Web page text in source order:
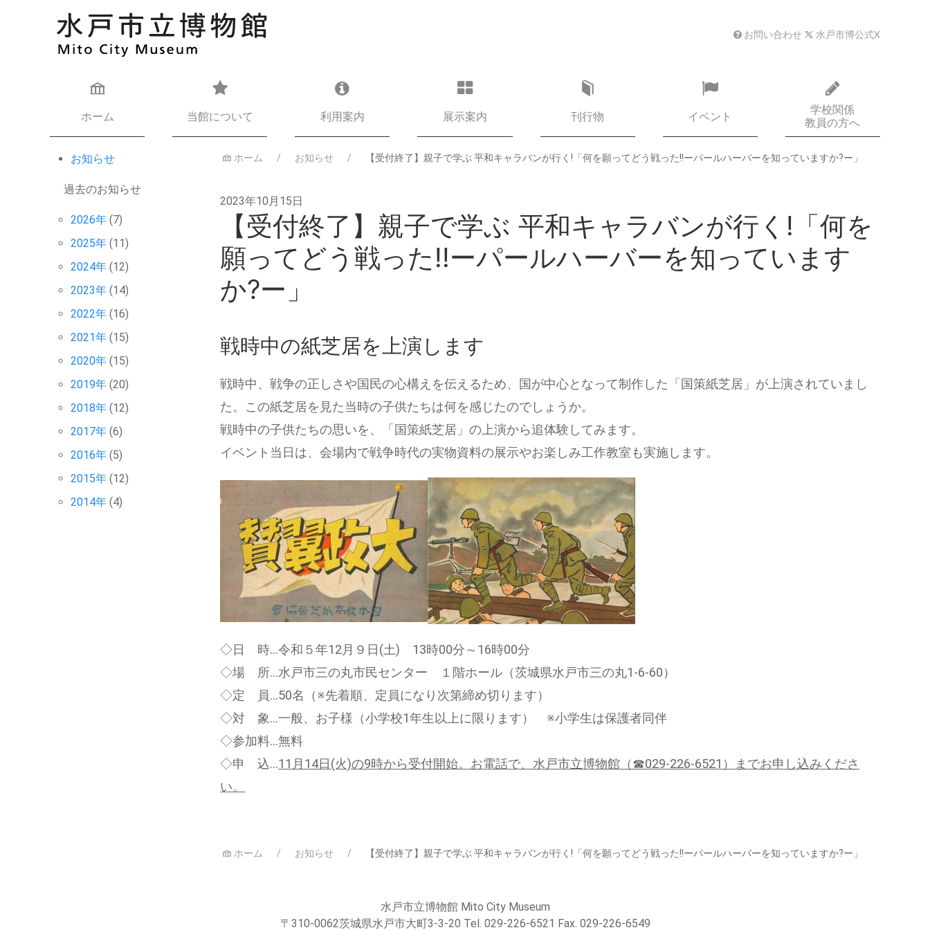
お問い合わせ 水戸市博公式X
ホーム 当館について 利用案内 展示案内 刊行物 イベント
学校関係
教員の方へ
ホーム お知らせ 【受付終了】親子で学ぶ 平和キャラバンが行く!「何を願ってどう戦った!!ーパールハーバーを知っていますか?ー」
2023年10月15日
【受付終了】親子で学ぶ 平和キャラバンが行く!「何を
願ってどう戦った!!ーパールハーバーを知っています
か?ー」
戦時中の紙芝居を上演します
戦時中、戦争の正しさや国民の心構えを伝えるため、国が中心となって制作した「国策紙芝居」が上演されていまし
た。この紙芝居を見た当時の子供たちは何を感じたのでしょうか。
戦時中の子供たちの思いを、「国策紙芝居」の上演から追体験してみます。
イベント当日は、会場内で戦争時代の実物資料の展示やお楽しみ工作教室も実施します。
◇日 時…令和５年12月９日(土) 13時00分～16時00分
◇場 所…水戸市三の丸市民センター １階ホール（茨城県水戸市三の丸1-6-60）
◇定 員…50名（※先着順、定員になり次第締め切ります）
◇対 象…一般、お子様（小学校1年生以上に限ります） ※小学生は保護者同伴
◇参加料…無料
◇申 込…11月14日(火)の9時から受付開始。お電話で、水戸市立博物館（☎029-226-6521）までお申し込みくださ
い。
ホーム お知らせ 【受付終了】親子で学ぶ 平和キャラバンが行く!「何を願ってどう戦った!!ーパールハーバーを知っていますか?ー」
お知らせ
過去のお知らせ
2026年 (7)
2025年 (11)
2024年 (12)
2023年 (14)
2022年 (16)
2021年 (15)
2020年 (15)
2019年 (20)
2018年 (12)
2017年 (6)
2016年 (5)
2015年 (12)
2014年 (4)
水戸市立博物館 Mito City Museum
〒310-0062茨城県水戸市大町3-3-20 Tel. 029-226-6521 Fax. 029-226-6549